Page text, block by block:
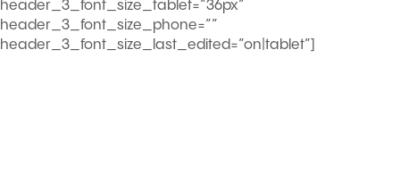
header_3_font_size_tablet=”36px”
header_3_font_size_phone=””
header_3_font_size_last_edited=”on|tablet”]